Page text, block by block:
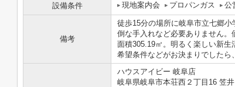
設備条件
現地案内会 プロパンガス 公
備考
徒歩15分の場所に岐阜市立七郷
倒な手入れなど必要ありません
面積305.19㎡。明るく楽しい新
希望条件などがお決まりでした
ハウスアイビー 岐阜店
岐阜県岐阜市本荘西２丁目16 笠